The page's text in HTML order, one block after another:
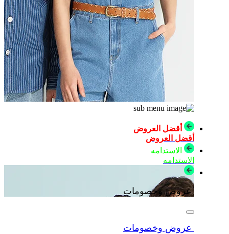
أقضل العروض
أقضل العروض
الاستدامه
الاستدامه
عروض وخصومات
عروض وخصومات